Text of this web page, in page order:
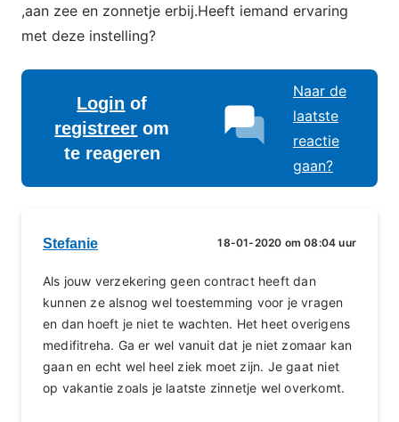
,aan zee en zonnetje erbij.Heeft iemand ervaring
met deze instelling?
Login of
registreer om
te reageren
Naar de
laatste
reactie
gaan?
Stefanie 18-01-2020 om 08:04 uur
Als jouw verzekering geen contract heeft dan
kunnen ze alsnog wel toestemming voor je vragen
en dan hoeft je niet te wachten. Het heet overigens
medifitreha. Ga er wel vanuit dat je niet zomaar kan
gaan en echt wel heel ziek moet zijn. Je gaat niet
op vakantie zoals je laatste zinnetje wel overkomt.